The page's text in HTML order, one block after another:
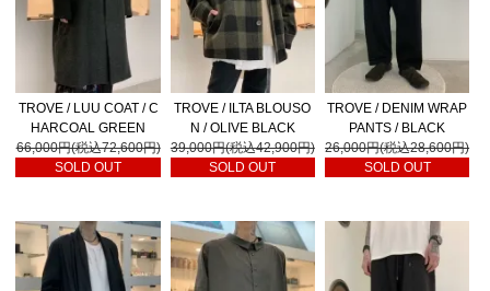
TROVE / LUU COAT / C
HARCOAL GREEN
66,000円(税込72,600円)
SOLD OUT
TROVE / ILTA BLOUSO
N / OLIVE BLACK
39,000円(税込42,900円)
SOLD OUT
TROVE / DENIM WRAP
PANTS / BLACK
26,000円(税込28,600円)
SOLD OUT